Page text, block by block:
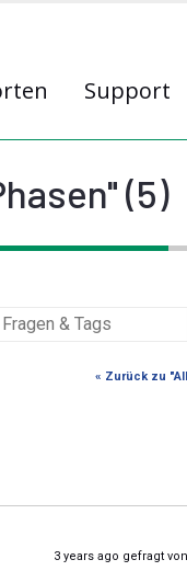
Support
(5)
« Zurück zu
3 years ago gefragt von